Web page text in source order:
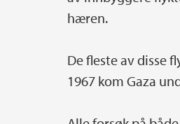
hæren.
De fleste av disse
1967 kom Gaza